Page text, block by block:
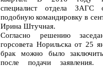
специалист отдела ЗАГС
подобную командировку в
Ирина Штучная.
Согласно решению
горсовета Норильска от 25
брак можно было
после подачи